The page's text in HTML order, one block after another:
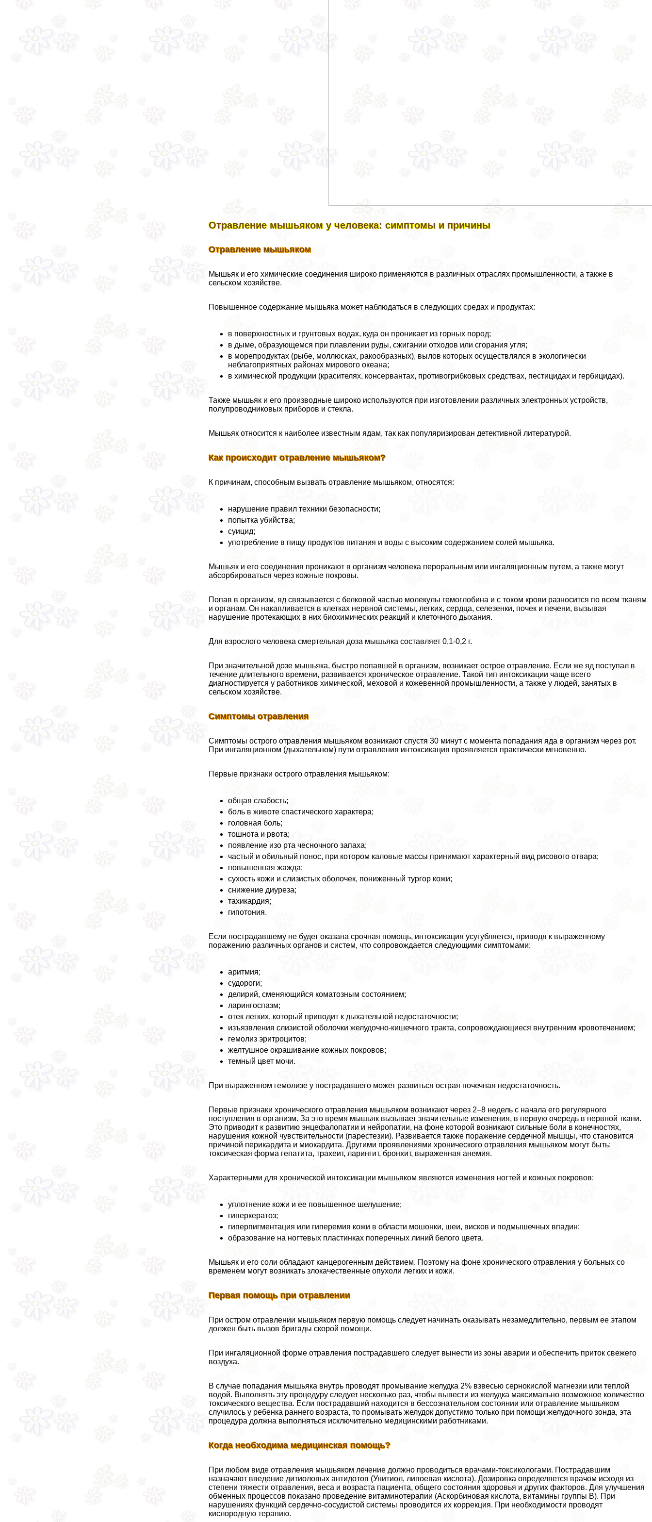
Отравление мышьяком у человека: симптомы и причины
Отравление мышьяком
Мышьяк и его химические соединения широко применяются в различных отраслях промышленности, а также в
сельском хозяйстве.
Повышенное содержание мышьяка может наблюдаться в следующих средах и продуктах:
в поверхностных и грунтовых водах, куда он проникает из горных пород;
в дыме, образующемся при плавлении руды, сжигании отходов или сгорания угля;
в морепродуктах (рыбе, моллюсках, paкообразных), вылов которых осуществлялся в экологически
нeблагоприятных районах мирового океана;
в химической продукции (красителях, консервантах, противогрибковых средствах, пестицидах и гербицидах).
Также мышьяк и его производные широко используются при изготовлении различных электронных устройств,
полупроводниковых приборов и стекла.
Мышьяк относится к наиболее известным ядам, так как популяризирован детективной литературой.
Как происходит отравление мышьяком?
К причинам, способным вызвать отравление мышьяком, относятся:
нарушение правил техники безопасности;
попытка убийства;
суицид;
употрeбление в пищу продуктов питания и воды с высоким содержанием солей мышьяка.
Мышьяк и его соединения проникают в организм человека перopaльным или ингаляционным путем, а также могут
абсорбироваться через кожные покровы.
Попав в организм, яд связывается с белковой частью молекулы гемоглобина и с током крови разносится по всем тканям
и органам. Он накапливается в клетках нервной системы, легких, сердца, селезенки, почек и печени, вызывая
нарушение протекающих в них биохимических реакций и клеточного дыхания.
Для взрослого человека cмepтельная доза мышьяка составляет 0,1-0,2 г.
При значительной дозе мышьяка, быстро попавшей в организм, возникает острое отравление. Если же яд поступал в
течение длительного времени, развивается хроническое отравление. Такой тип интоксикации чаще всего
диагностируется у работников химической, меховой и кожевенной промышленности, а также у людей, занятых в
сельском хозяйстве.
Симптомы отравления
Симптомы острого отравления мышьяком возникают спустя 30 минут с момента попадания яда в организм через рот.
При ингаляционном (дыхательном) пути отравления интоксикация проявляется пpaктически мгновенно.
Первые признаки острого отравления мышьяком:
общая слабость;
боль в животе спастического хаpaктера;
головная боль;
тошнота и рвота;
появление изо рта чесночного запаха;
частый и обильный понос, при котором каловые массы принимают хаpaктерный вид рисового отвара;
повышенная жажда;
сухость кожи и слизистых оболочек, пониженный тургор кожи;
снижение диуреза;
тахикардия;
гипотония.
Если пострадавшему не будет оказана срочная помощь, интоксикация усугубляется, приводя к выраженному
поражению различных органов и систем, что сопровождается следующими симптомами:
аритмия;
судороги;
делирий, сменяющийся коматозным состоянием;
ларингоспазм;
отек легких, который приводит к дыхательной недостаточности;
изъязвления слизистой оболочки желудочно-кишечного тpaкта, сопровождающиеся внутренним кровотечением;
гемолиз эритроцитов;
желтушное окрашивание кожных покровов;
темный цвет мочи.
При выраженном гемолизе у пострадавшего может развиться острая почечная недостаточность.
Первые признаки хронического отравления мышьяком возникают через 2–8 недель с начала его регулярного
поступления в организм. За это время мышьяк вызывает значительные изменения, в первую очередь в нервной ткани.
Это приводит к развитию энцефалопатии и нейропатии, на фоне которой возникают сильные боли в конечностях,
нарушения кожной чувствительности (парестезии). Развивается также поражение сердечной мышцы, что становится
причиной перикардита и миокардита. Другими проявлениями хронического отравления мышьяком могут быть:
токсическая форма гепатита, трахеит, ларингит, бронхит, выраженная анемия.
Хаpaктерными для хронической интоксикации мышьяком являются изменения ногтей и кожных покровов:
уплотнение кожи и ее повышенное шелушение;
гиперкератоз;
гиперпигментация или гиперемия кожи в области мошонки, шеи, висков и подмышечных впадин;
образование на ногтевых пластинках поперечных линий белого цвета.
Мышьяк и его соли обладают канцерогенным действием. Поэтому на фоне хронического отравления у больных со
временем могут возникать злокачественные опухоли легких и кожи.
Первая помощь при отравлении
При остром отравлении мышьяком первую помощь следует начинать оказывать незамедлительно, первым ее этапом
должен быть вызов бригады скорой помощи.
При ингаляционной форме отравления пострадавшего следует вынести из зоны аварии и обеспечить приток свежего
воздуха.
В случае попадания мышьяка внутрь проводят промывание желудка 2% взвесью сернокислой магнезии или теплой
водой. Выполнять эту процедуру следует несколько раз, чтобы вывести из желудка максимально возможное количество
токсического вещества. Если пострадавший находится в бессознательном состоянии или отравление мышьяком
случилось у ребенка раннего возраста, то промывать желудок допустимо только при помощи желудочного зонда, эта
процедypa должна выполняться исключительно медицинскими работниками.
Когда необходима медицинская помощь?
При любом виде отравления мышьяком лечение должно проводиться врачами-токсикологами. Пострадавшим
назначают введение дитиоловых антидотов (Унитиол, липоевая кислота). Дозировка определяется врачом исходя из
степени тяжести отравления, веса и возраста пациента, общего состояния здоровья и других факторов. Для улучшения
обменных процессов показано проведение витаминотерапии (Аскорбиновая кислота, витамины группы B). При
нарушениях функций сердечно-сосудистой системы проводится их коррекция. При необходимости проводят
кислородную терапию.